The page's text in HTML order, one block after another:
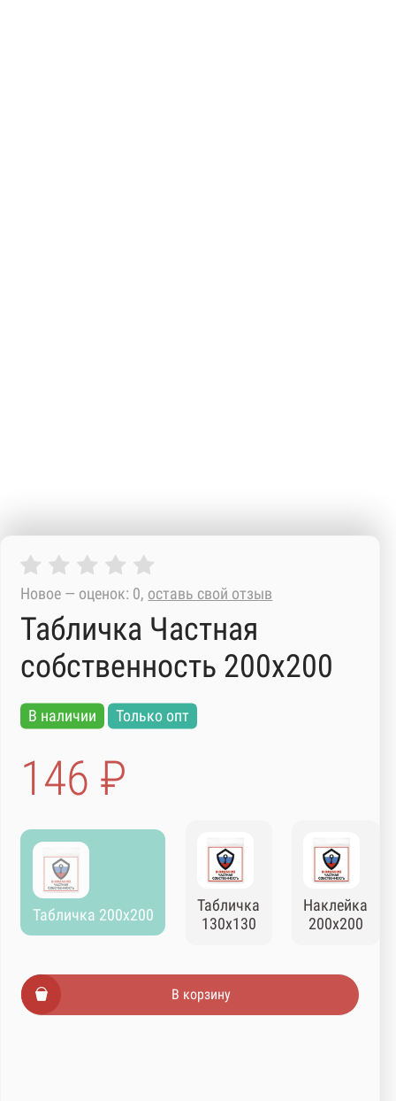
Новое — оценок: 0, оставь свой отзыв
Табличка Частная
собственность 200х200
В наличии Только опт
146 ₽
Табличка 200х200
Табличка
130х130
Наклейка
200х200
В корзину